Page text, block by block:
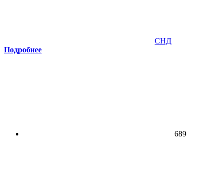
СНД
Подробнее
689